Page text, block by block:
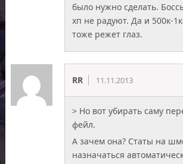
было нужно сделать.
хп не радуют. Да и 500к-
тоже режет глаз.
RR 11.11.2013
> Но вот убирать саму
фейл.
А зачем она? Статы на
назначаться